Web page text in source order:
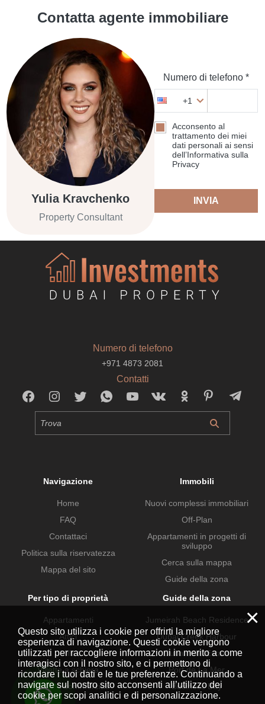
Contatta agente immobiliare
Yulia Kravchenko
Property Consultant
Numero di telefono *
+1
Acconsento al
trattamento dei miei
dati personali ai sensi
dell’Informativa sulla
Privacy
INVIA
Numero di telefono
+971 4873 2081
Contatti
Navigazione
Home
FAQ
Contattaci
Politica sulla riservatezza
Mappa del sito
Immobili
Nuovi complessi immobiliari
Off-Plan
Appartamenti in progetti di
sviluppo
Cerca sulla mappa
Guide della zona
Per tipo di proprietà
Appartamenti
Attici
Ville
Villette a schiera
Proprietà commerciali
Guide della zona
Jumeirah Beach Residence
Dubai Creek Harbour
Dubai Hills Estate
Port de La Mer
Business Bay
×
Questo sito utilizza i cookie per offrirti la migliore
esperienza di navigazione. Questi cookie vengono
utilizzati per raccogliere informazioni in merito a come
interagisci con il nostro sito, e ci permettono di
ricordare i tuoi dati e le tue preferenze. Continuando a
navigare sul nostro sito acconsenti all’utilizzo dei
cookie per scopi analitici e di personalizzazione.